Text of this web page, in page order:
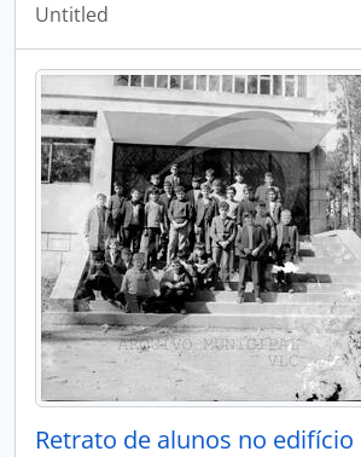
Untitled